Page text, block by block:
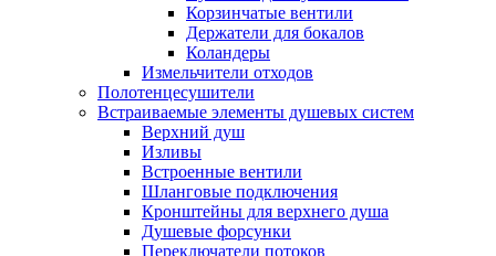
Корзинчатые вентили
Держатели для бокалов
Коландеры
Измельчители отходов
Полотенцесушители
Встраиваемые элементы душевых систем
Верхний душ
Изливы
Встроенные вентили
Шланговые подключения
Кронштейны для верхнего душа
Душевые форсунки
Переключатели потоков